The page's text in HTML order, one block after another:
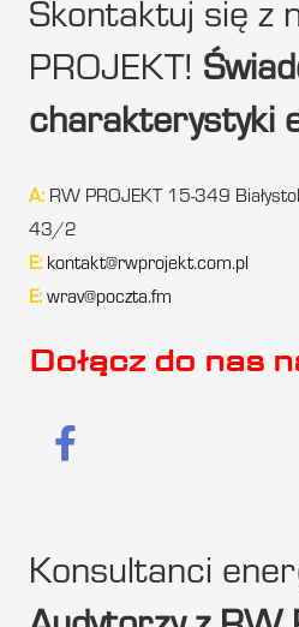
Skontaktuj się z
PROJEKT!
charakterystyki
A: RW PROJEKT 15-349
43/2
E: kontakt@rwprojekt.com.pl
E: wrav@poczta.fm
Dołącz do nas
Konsultanci